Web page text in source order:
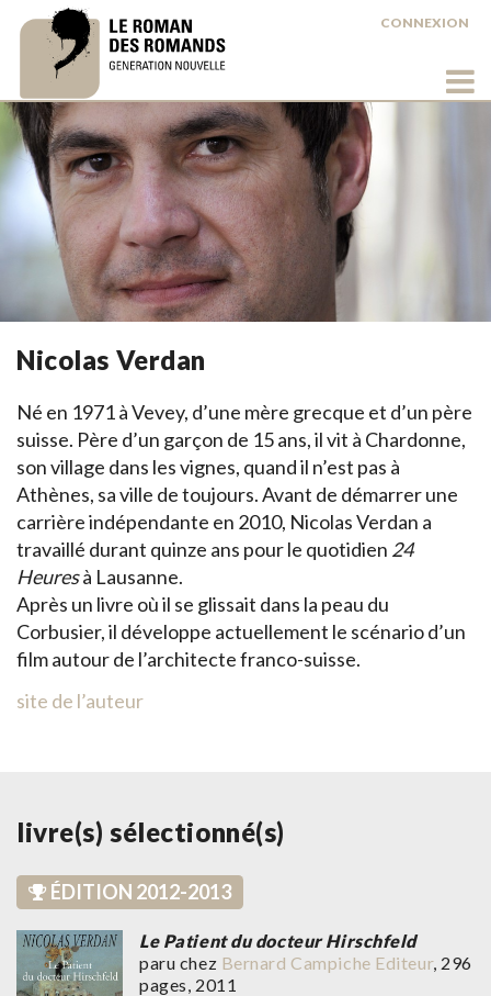
CONNEXION
Nicolas Verdan
Né en 1971 à Vevey, d’une mère grecque et d’un père
suisse. Père d’un garçon de 15 ans, il vit à Chardonne,
son village dans les vignes, quand il n’est pas à
Athènes, sa ville de toujours. Avant de démarrer une
carrière indépendante en 2010, Nicolas Verdan a
travaillé durant quinze ans pour le quotidien 24
Heuresà Lausanne.
Après un livre où il se glissait dans la peau du
Corbusier, il développe actuellement le scénario d’un
film autour de l’architecte franco-suisse.
site de l’auteur
livre(s) sélectionné(s)
ÉDITION 2012-2013
Le Patient du docteur Hirschfeld
paru chez Bernard Campiche Editeur, 296
pages, 2011